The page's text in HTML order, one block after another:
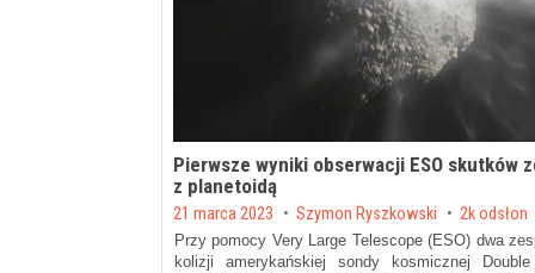
Pierwsze wyniki obserwacji ESO skutków
z planetoidą
Posted on
21 marca 2023 bySzymon Ryszkowski 2k odsłon
Przy pomocy Very Large Telescope (ESO) dwa
kolizji amerykańskiej sondy kosmicznej